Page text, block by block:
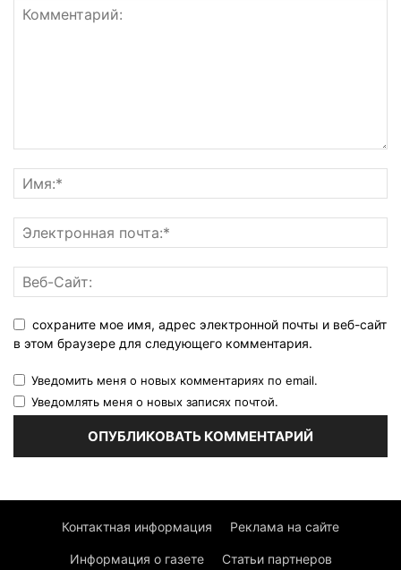
сохраните мое имя, адрес электронной почты и веб-сайт
в этом браузере для следующего комментария.
Уведомить меня о новых комментариях по email.
Уведомлять меня о новых записях почтой.
Контактная информация Реклама на сайте
Информация о газете Статьи партнеров